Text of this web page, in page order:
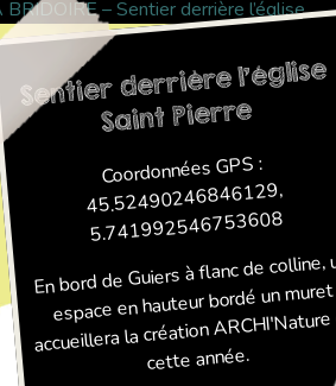
Sentier derrière l'église
Saint Pierre
Coordonnées GPS :
45.52490246846129,
5.741992546753608
En bord de Guiers à flanc de colline,
espace en hauteur bordé un muret
accueillera la création
cette année.